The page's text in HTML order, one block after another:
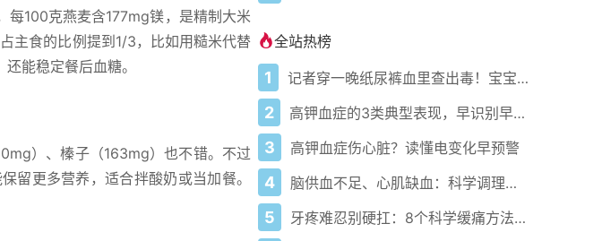
每100克燕麦含177mg镁，是精制大米
主食的比例提到1/3，比如用糙米代替
能稳定餐后血糖。
）、榛子（163mg）也不错。不过
更多营养，适合拌酸奶或当加餐。
全站热榜
1 记者穿一晚纸尿裤血里查出毒！宝宝血液浓度竟是成人的5倍？
2 高钾血症的3类典型表现，早识别早干预
3 高钾血症伤心脏？读懂电变化早预警
4 脑供血不足、心肌缺血：科学调理全攻略
5 牙疼难忍别硬扛：8个科学缓痛方法收好